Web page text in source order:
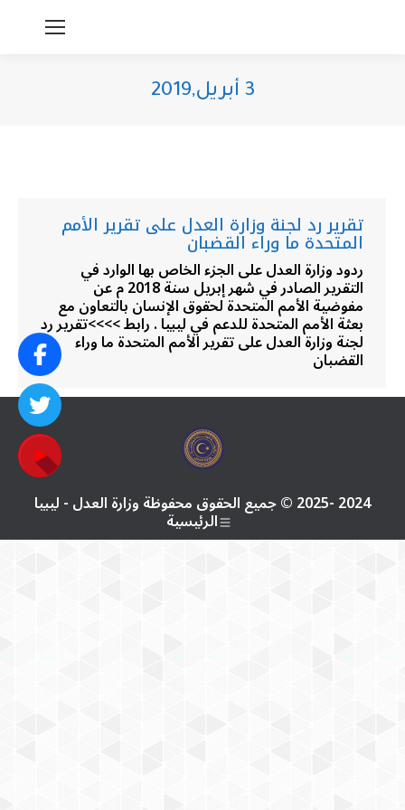
3 أبريل,2019
تقرير رد لجنة وزارة العدل على تقرير الأمم
المتحدة ما وراء القضبان
ردود وزارة العدل على الجزء الخاص بها الوارد في
التقرير الصادر في شهر إبريل سنة 2018 م عن
مفوضية الأمم المتحدة لحقوق الإنسان بالتعاون مع
بعثة الأمم المتحدة للدعم في ليبيا . رابط >>>>تقرير رد
لجنة وزارة العدل على تقرير الأمم المتحدة ما وراء
القضبان
2024 -2025 © جميع الحقوق محفوظة وزارة العدل - ليبيا
الرئيسية